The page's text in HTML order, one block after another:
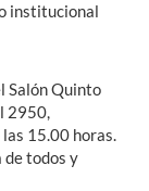
institucional
Salón Quinto
2950,
15.00 horas.
de todos y